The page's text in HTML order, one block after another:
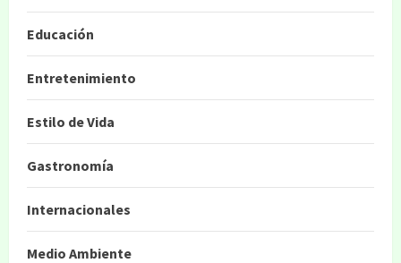
Educación
Entretenimiento
Estilo de Vida
Gastronomía
Internacionales
Medio Ambiente